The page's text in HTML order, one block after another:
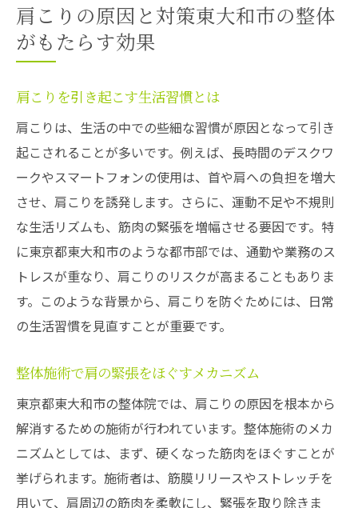
肩こりの原因と対策東大和市の整体
がもたらす効果
肩こりを引き起こす生活習慣とは
肩こりは、生活の中での些細な習慣が原因となって引き
起こされることが多いです。例えば、長時間のデスクワ
ークやスマートフォンの使用は、首や肩への負担を増大
させ、肩こりを誘発します。さらに、運動不足や不規則
な生活リズムも、筋肉の緊張を増幅させる要因です。特
に東京都東大和市のような都市部では、通勤や業務のス
トレスが重なり、肩こりのリスクが高まることもありま
す。このような背景から、肩こりを防ぐためには、日常
の生活習慣を見直すことが重要です。
整体施術で肩の緊張をほぐすメカニズム
東京都東大和市の整体院では、肩こりの原因を根本から
解消するための施術が行われています。整体施術のメカ
ニズムとしては、まず、硬くなった筋肉をほぐすことが
挙げられます。施術者は、筋膜リリースやストレッチを
用いて、肩周辺の筋肉を柔軟にし、緊張を取り除きま